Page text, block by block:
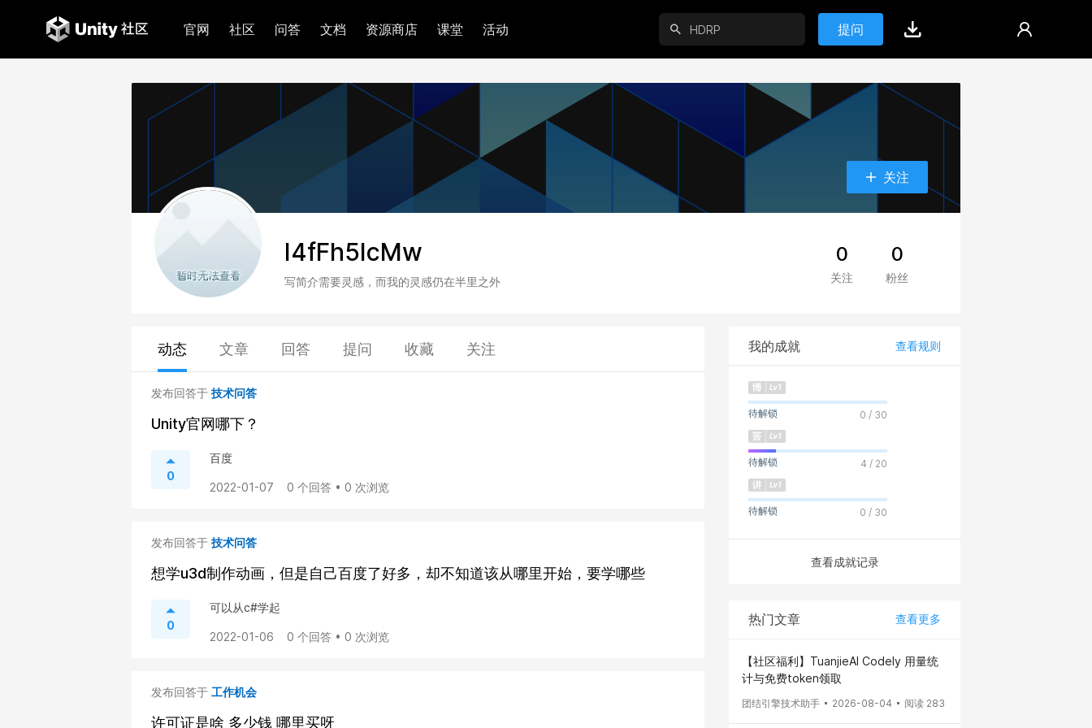
官网 社区 问答 文档 资源商店 课堂 活动 提问
关注
I4fFh5IcMw
写简介需要灵感，而我的灵感仍在半里之外
0
关注
0
粉丝
动态 文章 回答 提问 收藏 关注
发布回答于 技术问答
Unity官网哪下？
0
百度
2022-01-07 0 个回答 • 0 次浏览
发布回答于 技术问答
想学u3d制作动画，但是自己百度了好多，却不知道该从哪里开始，要学哪些
0
可以从c#学起
2022-01-06 0 个回答 • 0 次浏览
发布回答于 工作机会
许可证是啥 多少钱 哪里买呀
我的成就 查看规则
待解锁 0 / 30
待解锁 4 / 20
待解锁 0 / 30
查看成就记录
热门文章 查看更多
【社区福利】TuanjieAI Codely 用量统
计与免费token领取
团结引擎技术助手 2026-08-04 阅读 283